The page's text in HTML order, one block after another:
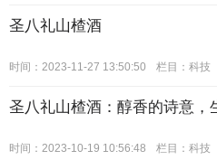
圣八礼山楂酒
时间：2023-11-27 13:50:50 栏目： 科技
圣八礼山楂酒：醇香的诗意，
时间：2023-10-19 10:56:48 栏目： 科技